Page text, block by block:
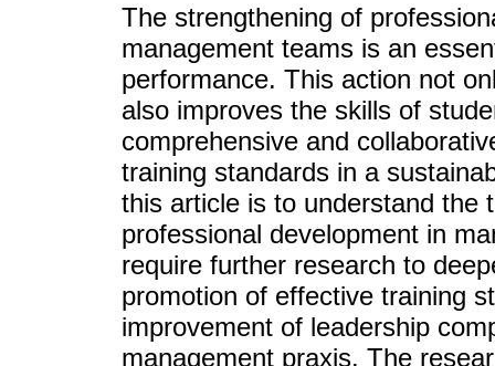
The strengthening of
management teams is an
performance. This action not
also improves the skills of
comprehensive and
training standards in a
this article is to understand the
professional development in
require further research to
promotion of effective training
improvement of leadership
management praxis. The